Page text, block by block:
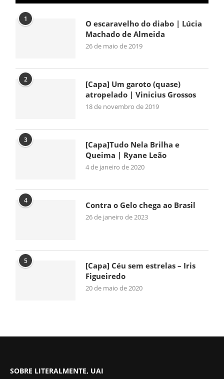
1
O escaravelho do diabo | Lúcia
Machado de Almeida
26 de maio de 2019
2
[Capa] Um garoto (quase)
atropelado | Vinicius Grossos
18 de novembro de 2019
3
[Capa]Tudo Nela Brilha e
Queima | Ryane Leão
4 de janeiro de 2020
4 Contra o Gelo chega ao Brasil
26 de janeiro de 2023
5
[Capa] Céu sem estrelas – Iris
Figueiredo
20 de maio de 2020
SOBRE LITERALMENTE, UAI